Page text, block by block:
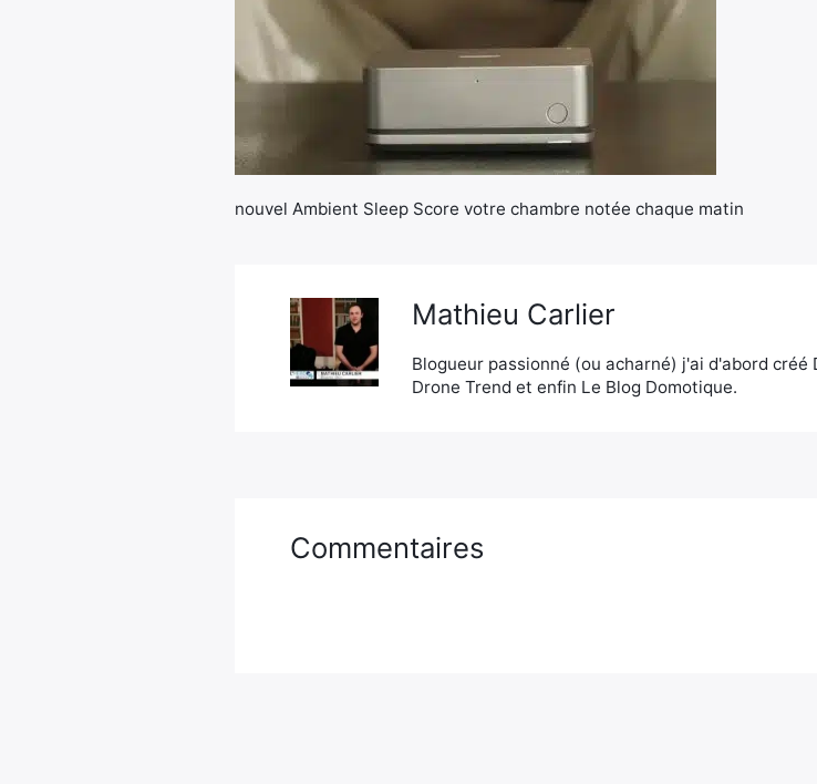
nouvel Ambient Sleep Score votre chambre notée chaque matin
Mathieu Carlier
Blogueur passionné (ou acharné) j'ai d'abord créé
Drone Trend et enfin Le Blog Domotique.
Commentaires